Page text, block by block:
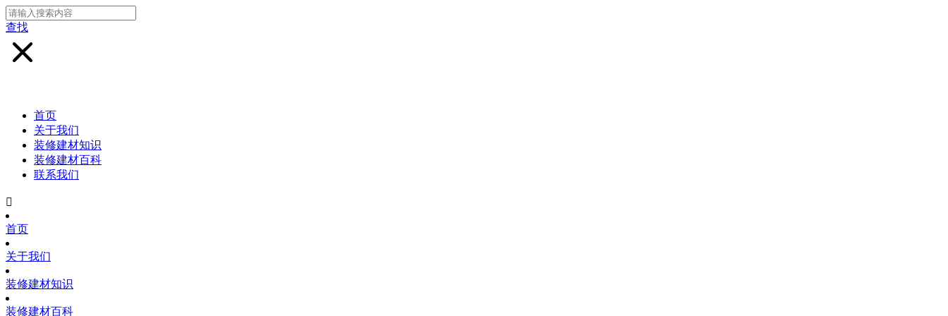
查找
首页
关于我们
装修建材知识
装修建材百科
联系我们

首页
关于我们
装修建材知识
装修建材百科